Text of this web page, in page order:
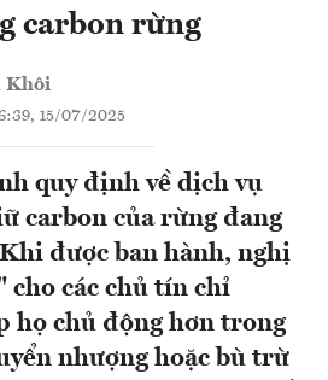
carbon rừng
Khôi
15/07/2025
quy định về dịch vụ
carbon của rừng đang
được ban hành, nghị
các chủ tín chỉ
họ chủ động hơn trong
nhượng hoặc bù trừ